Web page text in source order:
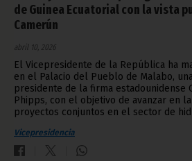
de Guinea Ecuatorial con la vista
Camerún
abril 10, 2026
El Vicepresidente de la República ha
en el Palacio del Pueblo de Malabo,
presidente de la firma estadounidense
Phipps, con el objetivo de avanzar en
proyectos conjuntos en el sector de
Vicepresidencia